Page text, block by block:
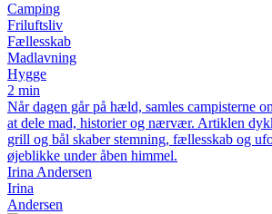
Camping
Friluftsliv
Fællesskab
Madlavning
Hygge
2 min
Når dagen går på hæld, samles campisterne
at dele mad, historier og nærvær. Artiklen
grill og bål skaber stemning, fællesskab og
øjeblikke under åben himmel.
Irina Andersen
Irina
Andersen